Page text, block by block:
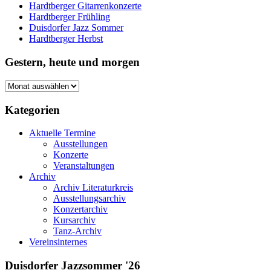
Hardtberger Gitarrenkonzerte
Hardtberger Frühling
Duisdorfer Jazz Sommer
Hardtberger Herbst
Gestern, heute und morgen
Gestern,
und
morgen
Kategorien
Aktuelle Termine
Ausstellungen
Konzerte
Veranstaltungen
Archiv
Archiv Literaturkreis
Ausstellungsarchiv
Konzertarchiv
Kursarchiv
Tanz-Archiv
Vereinsinternes
Duisdorfer Jazzsommer '26